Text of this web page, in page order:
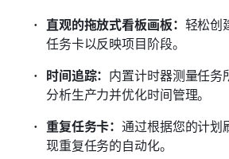
直观的拖放式看板画板： 轻松创
任务卡以反映项目阶段。
时间追踪： 内置计时器测量任务
分析生产力并优化时间管理。
重复任务卡：通过根据您的计划
现重复任务的自动化。